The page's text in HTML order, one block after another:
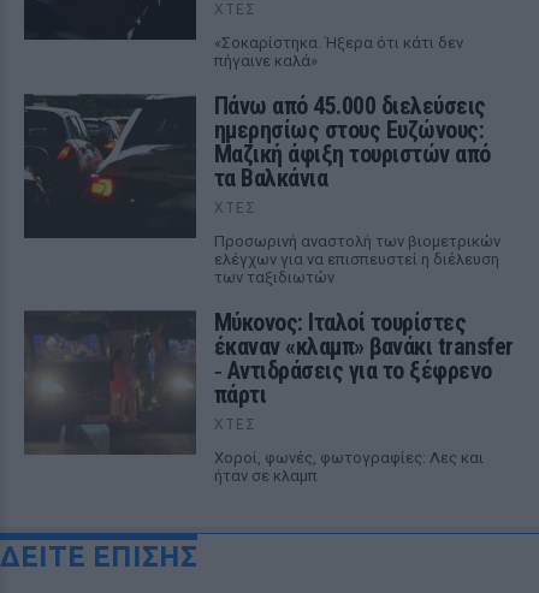
ΧΤΕΣ
«Σοκαρίστηκα. Ήξερα ότι κάτι δεν
πήγαινε καλά»
Πάνω από 45.000 διελεύσεις
ημερησίως στους Ευζώνους:
Μαζική άφιξη τουριστών από
τα Βαλκάνια
ΧΤΕΣ
Προσωρινή αναστολή των βιομετρικών
ελέγχων για να επισπευστεί η διέλευση
των ταξιδιωτών
Μύκονος: Ιταλοί τουρίστες
έκαναν «κλαμπ» βανάκι transfer
‑ Αντιδράσεις για το ξέφρενο
πάρτι
ΧΤΕΣ
Χοροί, φωνές, φωτογραφίες: Λες και
ήταν σε κλαμπ
ΔΕΙΤΕ ΕΠΙΣΗΣ